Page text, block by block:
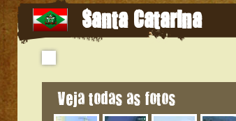
Santa Catarina
Veja todas as fotos